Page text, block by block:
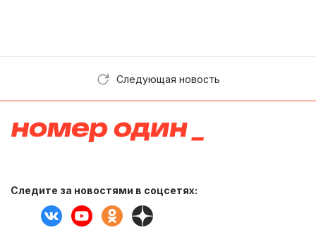
Следующая новость
Следите за новостями в соцсетях: